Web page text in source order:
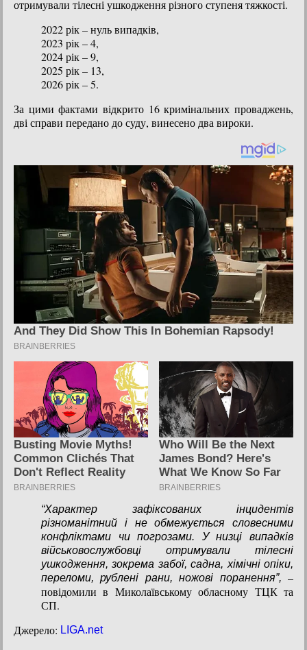
отримували тілесні ушкодження різного ступеня тяжкості.
2022 рік – нуль випадків,
2023 рік – 4,
2024 рік – 9,
2025 рік – 13,
2026 рік – 5.
За цими фактами відкрито 16 кримінальних проваджень,
дві справи передано до суду, винесено два вироки.
“Характер зафіксованих інцидентів
різноманітний і не обмежується словесними
конфліктами чи погрозами. У низці випадків
військовослужбовці отримували тілесні
ушкодження, зокрема забої, садна, хімічні опіки,
переломи, рублені рани, ножові поранення”, –
повідомили в Миколаївському обласному ТЦК та
СП.
Джерело: LIGA.net